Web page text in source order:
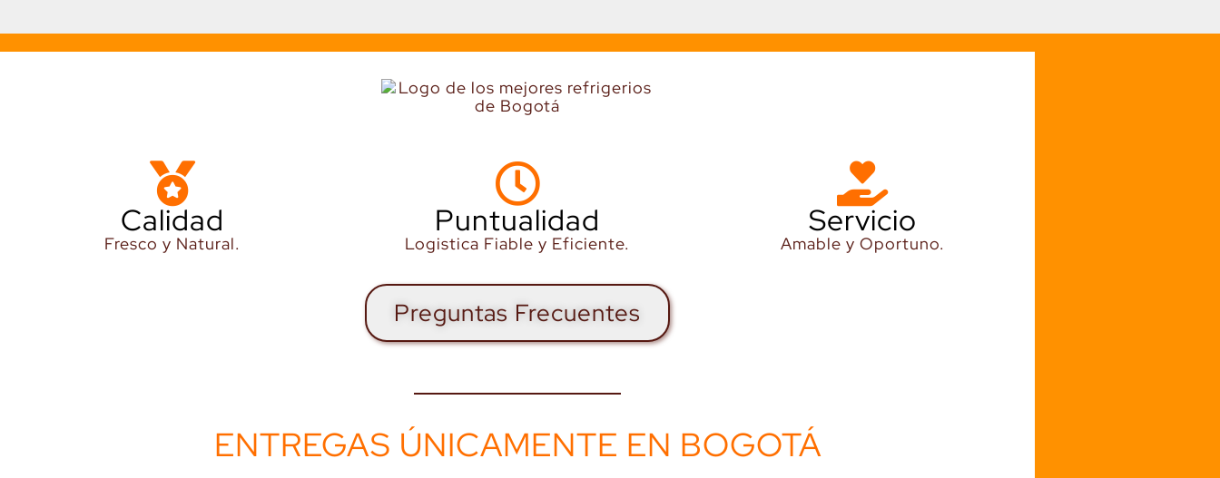
Calidad
Fresco y Natural.
Puntualidad
Logistica Fiable y Eficiente.
Servicio
Amable y Oportuno.
Preguntas Frecuentes
ENTREGAS ÚNICAMENTE EN BOGOTÁ